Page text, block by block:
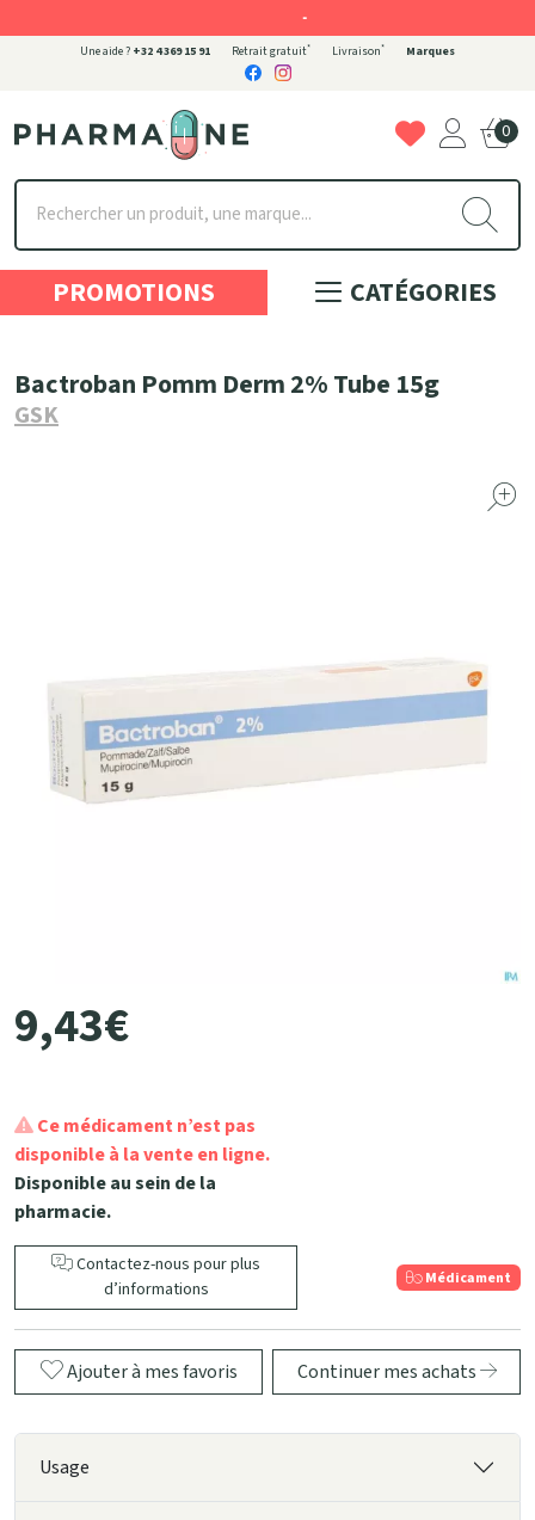
Une aide ? +32 4 369 15 91 Retrait gratuit* Livraison* Marques
Pharmaone Votre pharmacie en ligne à votre service
0
PROMOTIONS CATÉGORIES
Bactroban Pomm Derm 2% Tube 15g
GSK
9,43€
Ce médicament n’est pas
disponible à la vente en ligne.
Disponible au sein de la
pharmacie.
Contactez-nous pour plus
d’informations
Médicament
Ajouter à mes favoris Continuer mes achats
Usage